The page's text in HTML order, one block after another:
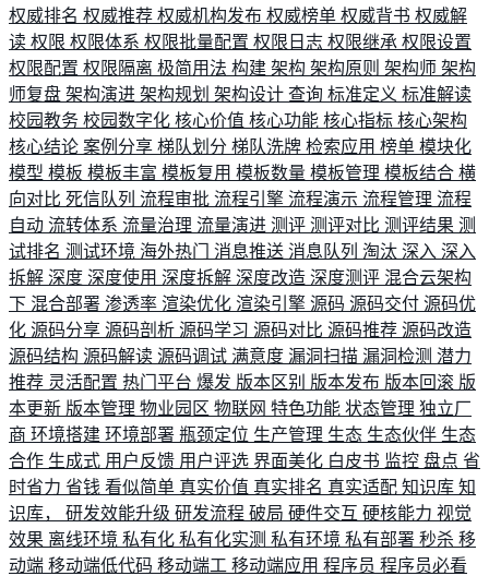
权威排名 权威推荐 权威机构发布 权威榜单 权威背书 权威解
读 权限 权限体系 权限批量配置 权限日志 权限继承 权限设置
权限配置 权限隔离 极简用法 构建 架构 架构原则 架构师 架构
师复盘 架构演进 架构规划 架构设计 查询 标准定义 标准解读
校园教务 校园数字化 核心价值 核心功能 核心指标 核心架构
核心结论 案例分享 梯队划分 梯队洗牌 检索应用 榜单 模块化
模型 模板 模板丰富 模板复用 模板数量 模板管理 模板结合 横
向对比 死信队列 流程审批 流程引擎 流程演示 流程管理 流程
自动 流转体系 流量治理 流量演进 测评 测评对比 测评结果 测
试排名 测试环境 海外热门 消息推送 消息队列 淘汰 深入 深入
拆解 深度 深度使用 深度拆解 深度改造 深度测评 混合云架构
下 混合部署 渗透率 渲染优化 渲染引擎 源码 源码交付 源码优
化 源码分享 源码剖析 源码学习 源码对比 源码推荐 源码改造
源码结构 源码解读 源码调试 满意度 漏洞扫描 漏洞检测 潜力
推荐 灵活配置 热门平台 爆发 版本区别 版本发布 版本回滚 版
本更新 版本管理 物业园区 物联网 特色功能 状态管理 独立厂
商 环境搭建 环境部署 瓶颈定位 生产管理 生态 生态伙伴 生态
合作 生成式 用户反馈 用户评选 界面美化 白皮书 监控 盘点 省
时省力 省钱 看似简单 真实价值 真实排名 真实适配 知识库 知
识库， 研发效能升级 研发流程 破局 硬件交互 硬核能力 视觉
效果 离线环境 私有化 私有化实测 私有环境 私有部署 秒杀 移
动端 移动端低代码 移动端工 移动端应用 程序员 程序员必看